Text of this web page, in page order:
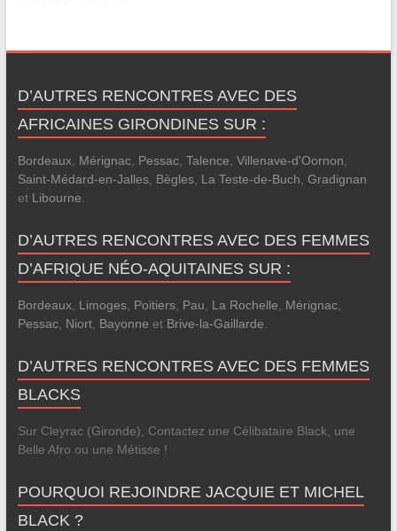
D’AUTRES RENCONTRES AVEC DES
AFRICAINES GIRONDINES SUR :
Bordeaux, Mérignac, Pessac, Talence, Villenave-d'Oornon,
Saint-Médard-en-Jalles, Bègles, La Teste-de-Buch, Gradignan
et Libourne.
D’AUTRES RENCONTRES AVEC DES FEMMES
D’AFRIQUE NÉO-AQUITAINES SUR :
Bordeaux, Limoges, Poitiers, Pau, La Rochelle, Mérignac,
Pessac, Niort, Bayonne et Brive-la-Gaillarde.
D’AUTRES RENCONTRES AVEC DES FEMMES
BLACKS
Sur Cleyrac (Gironde), Contactez une Célibataire Black, une
Belle Afro ou une Métisse !
POURQUOI REJOINDRE JACQUIE ET MICHEL
BLACK ?